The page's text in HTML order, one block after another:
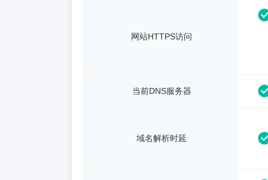
网站HTTPS访问
当前DNS服务器
域名解析时延